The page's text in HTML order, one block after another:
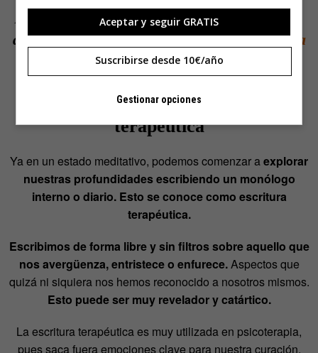
profundamente a nosotros mismos, más allá
de las historias que nos contamos».señala la
psicóloga Imi Lo en unos de sus libros
3. Usar el autoanálisis y la escritura
terapéutica
Ya en un estado meditativo, podemos comenzar aexplorar
nuestras profundidades escribiendo un monólogo
interno o diario. Esto se conoce como escritura
terapéutica.
Escribimos de forma libre y sin filtros sobre aquello que
nos avergüenza, entristece o enfurece.Aspectos que
quizá ni siquiera nos hemos reconocido a nosotros mismos.
Esto puede ser muy revelador y catártico.
La escritura terapéutica es muy utilizada en psicoterapia,
pues saca fuera emociones clave para nuestra curación.
Aceptar y seguir GRATIS
Suscribirse desde 10€/año
Gestionar opciones